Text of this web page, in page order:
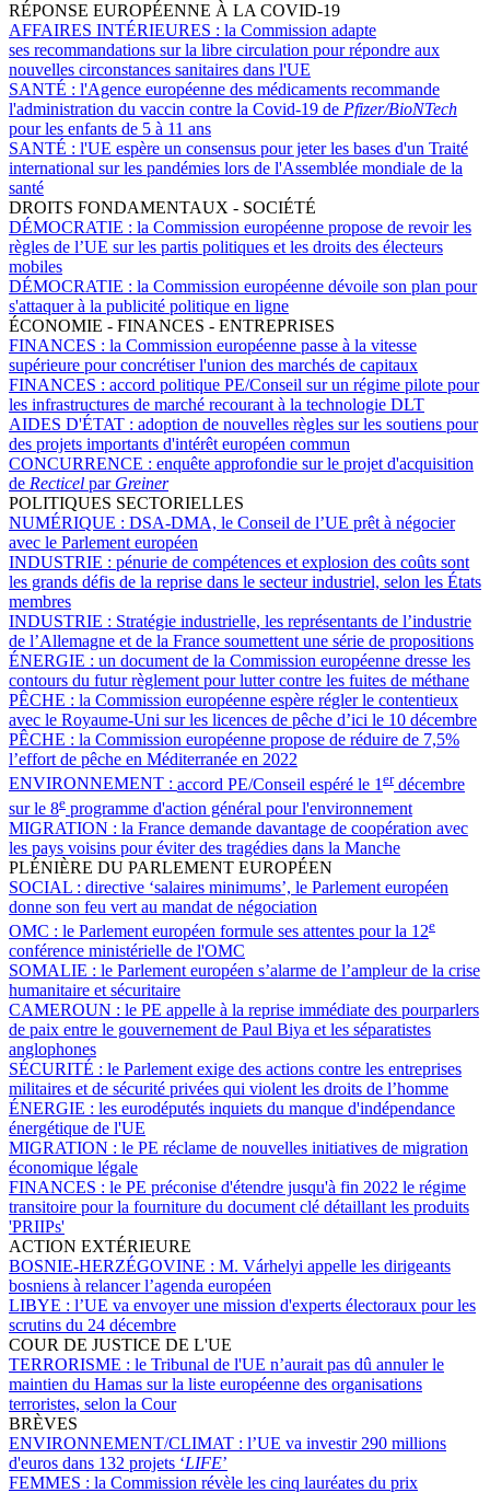
RÉPONSE EUROPÉENNE À LA COVID-19
AFFAIRES INTÉRIEURES : la Commission adapte
ses recommandations sur la libre circulation pour répondre aux
nouvelles circonstances sanitaires dans l'UE
SANTÉ : l'Agence européenne des médicaments recommande
l'administration du vaccin contre la Covid-19 de Pfizer/BioNTech
pour les enfants de 5 à 11 ans
SANTÉ : l'UE espère un consensus pour jeter les bases d'un Traité
international sur les pandémies lors de l'Assemblée mondiale de la
santé
DROITS FONDAMENTAUX - SOCIÉTÉ
DÉMOCRATIE : la Commission européenne propose de revoir les
règles de l’UE sur les partis politiques et les droits des électeurs
mobiles
DÉMOCRATIE : la Commission européenne dévoile son plan pour
s'attaquer à la publicité politique en ligne
ÉCONOMIE - FINANCES - ENTREPRISES
FINANCES : la Commission européenne passe à la vitesse
supérieure pour concrétiser l'union des marchés de capitaux
FINANCES : accord politique PE/Conseil sur un régime pilote pour
les infrastructures de marché recourant à la technologie DLT
AIDES D'ÉTAT : adoption de nouvelles règles sur les soutiens pour
des projets importants d'intérêt européen commun
CONCURRENCE : enquête approfondie sur le projet d'acquisition
de Recticel par Greiner
POLITIQUES SECTORIELLES
NUMÉRIQUE : DSA-DMA, le Conseil de l’UE prêt à négocier
avec le Parlement européen
INDUSTRIE : pénurie de compétences et explosion des coûts sont
les grands défis de la reprise dans le secteur industriel, selon les États
membres
INDUSTRIE : Stratégie industrielle, les représentants de l’industrie
de l’Allemagne et de la France soumettent une série de propositions
ÉNERGIE : un document de la Commission européenne dresse les
contours du futur règlement pour lutter contre les fuites de méthane
PÊCHE : la Commission européenne espère régler le contentieux
avec le Royaume-Uni sur les licences de pêche d’ici le 10 décembre
PÊCHE : la Commission européenne propose de réduire de 7,5%
l’effort de pêche en Méditerranée en 2022
ENVIRONNEMENT : accord PE/Conseil espéré le 1 erdécembre
sur le 8e programme d'action général pour l'environnement
MIGRATION : la France demande davantage de coopération avec
les pays voisins pour éviter des tragédies dans la Manche
PLÉNIÈRE DU PARLEMENT EUROPÉEN
SOCIAL : directive ‘salaires minimums’, le Parlement européen
donne son feu vert au mandat de négociation
OMC : le Parlement européen formule ses attentes pour la 12e
conférence ministérielle de l'OMC
SOMALIE : le Parlement européen s’alarme de l’ampleur de la crise
humanitaire et sécuritaire
CAMEROUN : le PE appelle à la reprise immédiate des pourparlers
de paix entre le gouvernement de Paul Biya et les séparatistes
anglophones
SÉCURITÉ : le Parlement exige des actions contre les entreprises
militaires et de sécurité privées qui violent les droits de l’homme
ÉNERGIE : les eurodéputés inquiets du manque d'indépendance
énergétique de l'UE
MIGRATION : le PE réclame de nouvelles initiatives de migration
économique légale
FINANCES : le PE préconise d'étendre jusqu'à fin 2022 le régime
transitoire pour la fourniture du document clé détaillant les produits
'PRIIPs'
ACTION EXTÉRIEURE
BOSNIE-HERZÉGOVINE : M. Várhelyi appelle les dirigeants
bosniens à relancer l’agenda européen
LIBYE : l’UE va envoyer une mission d'experts électoraux pour les
scrutins du 24 décembre
COUR DE JUSTICE DE L'UE
TERRORISME : le Tribunal de l'UE n’aurait pas dû annuler le
maintien du Hamas sur la liste européenne des organisations
terroristes, selon la Cour
BRÈVES
ENVIRONNEMENT/CLIMAT : l’UE va investir 290 millions
d'euros dans 132 projets ‘LIFE’
FEMMES : la Commission révèle les cinq lauréates du prix